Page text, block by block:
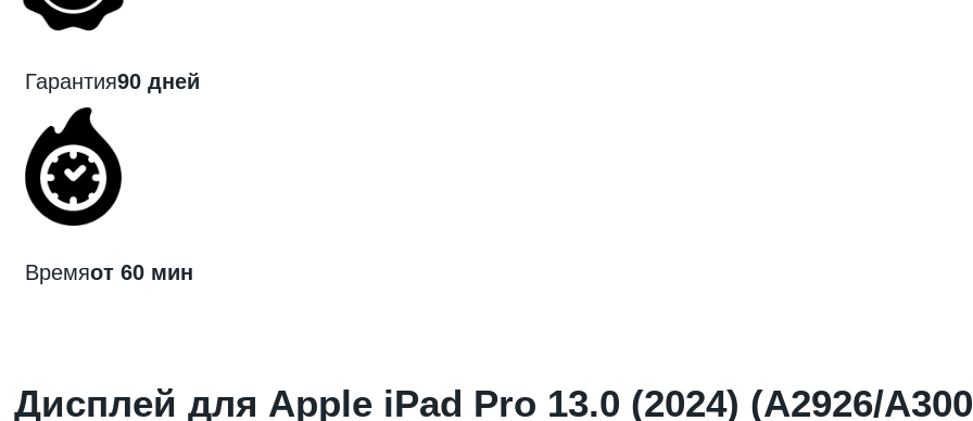
Гарантия90 дней
Времяот 60 мин
Дисплей для Apple iPad Pro 13.0 (2024) (A2926/